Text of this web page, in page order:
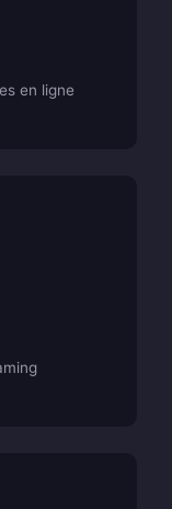
en ligne